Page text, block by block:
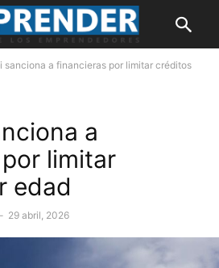
sanciona a financieras por limitar créditos
a
limitar
edad
- 29 abril, 2026